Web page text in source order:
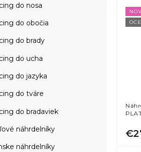
do nosa
do obočia
do brady
do ucha
do jazyka
do tváre
do bradaviek
náhrdelníky
náhrdelníky